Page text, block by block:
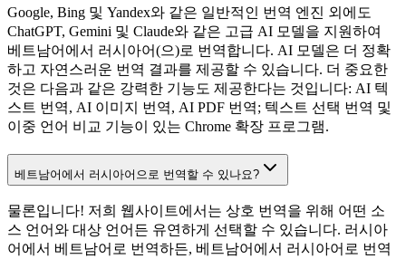
Google, Bing 및 Yandex와 같은 일반적인 번역 엔진 외에도
ChatGPT, Gemini 및 Claude와 같은 고급 AI 모델을 지원하여
베트남어에서 러시아어(으)로 번역합니다. AI 모델은 더 정확
하고 자연스러운 번역 결과를 제공할 수 있습니다. 더 중요한
것은 다음과 같은 강력한 기능도 제공한다는 것입니다: AI 텍
스트 번역, AI 이미지 번역, AI PDF 번역; 텍스트 선택 번역 및
이중 언어 비교 기능이 있는 Chrome 확장 프로그램.
베트남어에서 러시아어으로 번역할 수 있나요?
물론입니다! 저희 웹사이트에서는 상호 번역을 위해 어떤 소
스 언어와 대상 언어든 유연하게 선택할 수 있습니다. 러시아
어에서 베트남어로 번역하든, 베트남어에서 러시아어로 번역